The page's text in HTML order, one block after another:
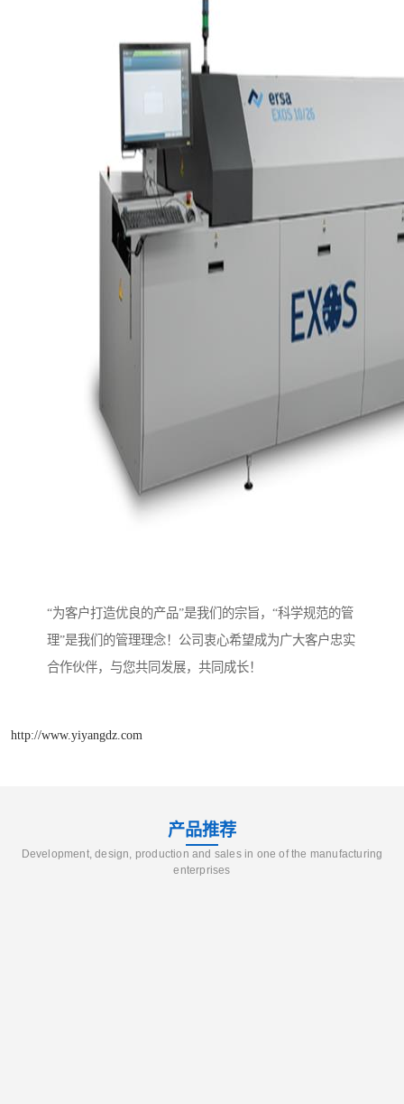
“为客户打造优良的产品”是我们的宗旨，“科学规范的管
理”是我们的管理理念！公司衷心希望成为广大客户忠实
合作伙伴，与您共同发展，共同成长！
http://www.yiyangdz.com
产品推荐
Development, design, production and sales in one of the manufacturing
enterprises